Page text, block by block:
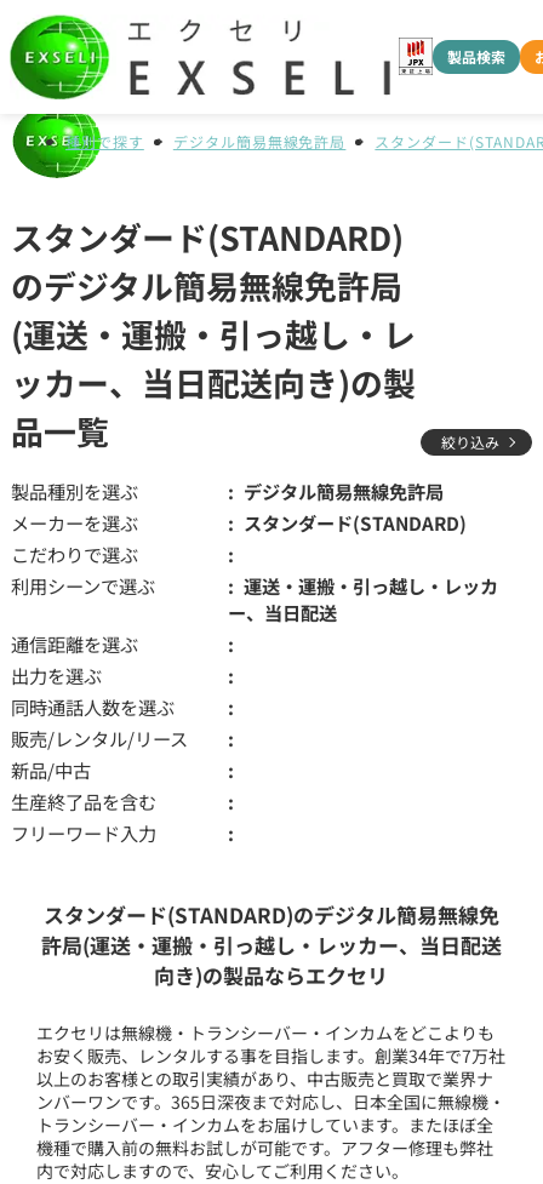
製品検索
種別で探す デジタル簡易無線免許局 スタンダード
スタンダード(STANDARD)
のデジタル簡易無線免許局
(運送・運搬・引っ越し・レ
ッカー、当日配送向き)の製
品一覧
絞り込み
製品種別を選ぶ
デジタル簡易無線免許局
メーカーを選ぶ
スタンダード(STANDARD)
こだわりで選ぶ
利用シーンで選ぶ
運送・運搬・引っ越し・レッカ
ー、当日配送
通信距離を選ぶ
出力を選ぶ
同時通話人数を選ぶ
販売/レンタル/リース
新品/中古
生産終了品を含む
フリーワード入力
スタンダード(STANDARD)のデジタル簡易無線免
許局(運送・運搬・引っ越し・レッカー、当日配送
向き)の製品ならエクセリ
エクセリは無線機・トランシーバー・インカムをどこよりも
お安く販売、レンタルする事を目指します。創業34年で7万社
以上のお客様との取引実績があり、中古販売と買取で業界ナ
ンバーワンです。365日深夜まで対応し、日本全国に無線機・
トランシーバー・インカムをお届けしています。またほぼ全
機種で購入前の無料お試しが可能です。アフター修理も弊社
内で対応しますので、安心してご利用ください。